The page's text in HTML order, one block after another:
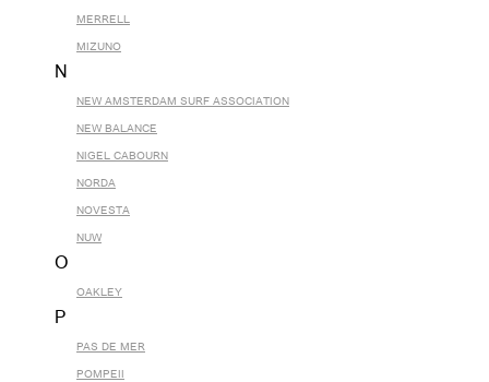
MERRELL
MIZUNO
N
NEW AMSTERDAM SURF ASSOCIATION
NEW BALANCE
NIGEL CABOURN
NORDA
NOVESTA
NUW
O
OAKLEY
P
PAS DE MER
POMPEII